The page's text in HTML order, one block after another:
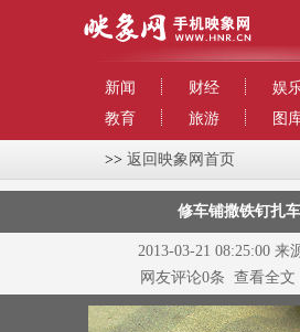
新闻 财经 娱
教育
旅游 图
>> 返回映象网首页
修车铺撒铁钉扎
2013-03-21 08:25:00 来
网友评论0条 查看全文